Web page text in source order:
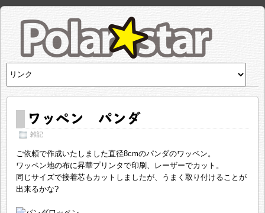
ワッペン パンダ
雑記
ご依頼で作成いたしました直径8cmのパンダのワッペン。
ワッペン地の布に昇華プリンタで印刷、レーザーでカット。
同じサイズで接着芯もカットしましたが、うまく取り付けることが
出来るかな?